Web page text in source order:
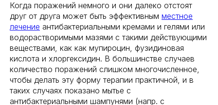
Когда поражений немного и они далеко отстоят
друг от друга может быть эффективным местное
лечение антибактериальными кремами и гелями или
водорастворимыми мазями с такими действующими
веществами, как как мупироцин, фузидиновая
кислота и хлоргексидин. В большинстве случаев
количество поражений слишком многочисленное,
чтобы делать эту форму терапии практичной, и в
таких случаях показано мытье с
антибактериальными шампунями (напр. с